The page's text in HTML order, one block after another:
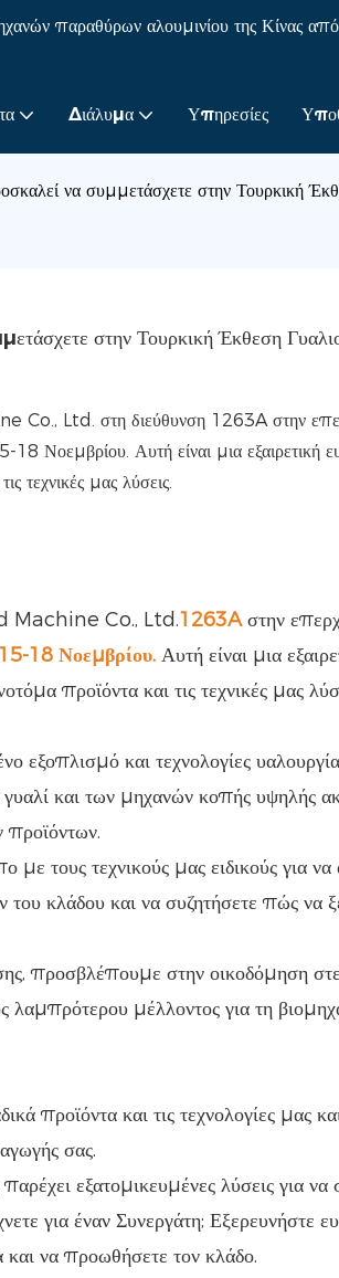
παραθύρων αλουμινίου της Κίνας
Διάλυμα Υπηρεσίες
συμμετάσχετε στην Τουρκική Έκθεση
στην Τουρκική Έκθεση
Co., Ltd. στη διεύθυνση 1263A στην
Νοεμβρίου. Αυτή είναι μια εξαιρετική
τεχνικές μας λύσεις.
Machine Co., Ltd.1263Aστην
18 Νοεμβρίου.Αυτή είναι μια
προϊόντα και τις τεχνικές μας
και τεχνολογίες
και των μηχανών κοπής υψηλής
προϊόντων.
τους τεχνικούς μας ειδικούς για να
του κλάδου και να συζητήσετε πώς να
προσβλέπουμε στην οικοδόμηση
μέλλοντος για τη
προϊόντα και τις τεχνολογίες μας
σας.
εξατομικευμένες λύσεις για να
για έναν Συνεργάτη; Εξερευνήστε
και να προωθήσετε τον κλάδο.